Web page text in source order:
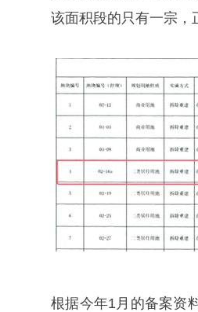
该面积段的只有一宗，
根据今年1月的备案资